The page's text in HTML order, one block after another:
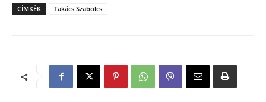
CÍMKÉK Takács Szabolcs